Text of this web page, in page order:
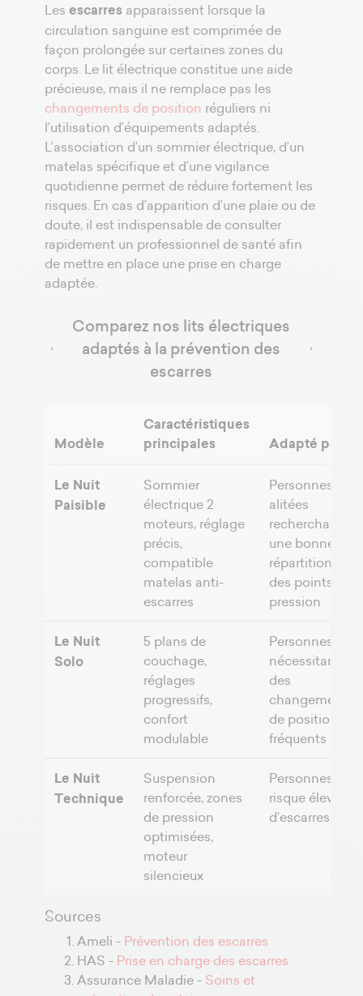
Les escarres apparaissent lorsque la
circulation sanguine est comprimée de
façon prolongée sur certaines zones du
corps. Le lit électrique constitue une aide
précieuse, mais il ne remplace pas les
changements de position réguliers ni
l’utilisation d’équipements adaptés.
L’association d’un sommier électrique, d’un
matelas spécifique et d’une vigilance
quotidienne permet de réduire fortement les
risques. En cas d’apparition d’une plaie ou de
doute, il est indispensable de consulter
rapidement un professionnel de santé afin
de mettre en place une prise en charge
adaptée.
Comparez nos lits électriques
adaptés à la prévention des
escarres
Modèle
Caractéristiques
principales
Adapté pour
Le Nuit
Paisible
Sommier
électrique 2
moteurs, réglage
précis,
compatible
matelas anti-
escarres
Personnes
alitées
recherchant
une bonne
répartition
des points de
pression
Le Nuit
Solo
5 plans de
couchage,
réglages
progressifs,
confort
modulable
Personnes
nécessitant
des
changements
de position
fréquents
Le Nuit
Technique
Suspension
renforcée, zones
de pression
optimisées,
moteur
silencieux
Personnes à
risque élevé
d’escarres
Sources
Ameli - Prévention des escarres
HAS - Prise en charge des escarres
Assurance Maladie - Soins et